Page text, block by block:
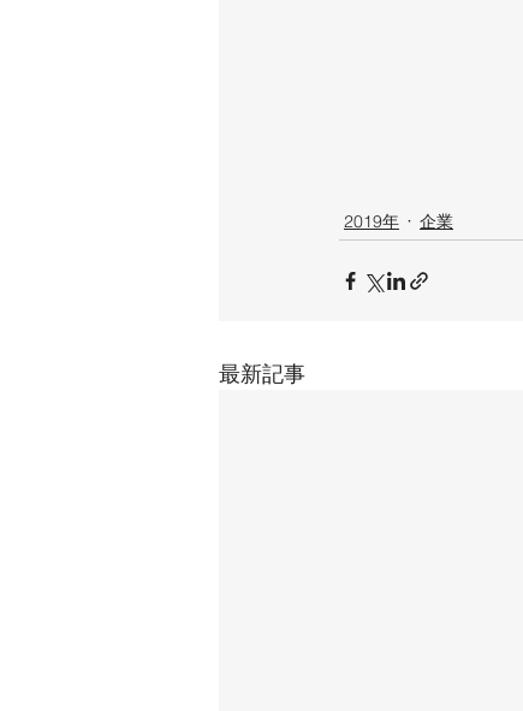
2019年 企業
最新記事